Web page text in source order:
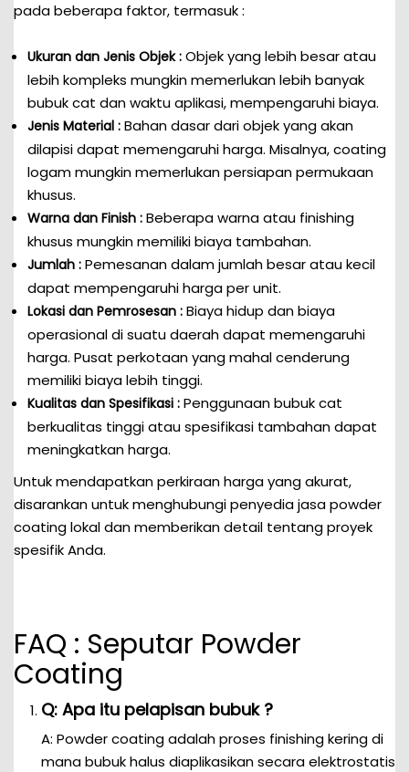
pada beberapa faktor, termasuk :
Ukuran dan Jenis Objek : Objek yang lebih besar atau
lebih kompleks mungkin memerlukan lebih banyak
bubuk cat dan waktu aplikasi, mempengaruhi biaya.
Jenis Material : Bahan dasar dari objek yang akan
dilapisi dapat memengaruhi harga. Misalnya, coating
logam mungkin memerlukan persiapan permukaan
khusus.
Warna dan Finish : Beberapa warna atau finishing
khusus mungkin memiliki biaya tambahan.
Jumlah : Pemesanan dalam jumlah besar atau kecil
dapat mempengaruhi harga per unit.
Lokasi dan Pemrosesan : Biaya hidup dan biaya
operasional di suatu daerah dapat memengaruhi
harga. Pusat perkotaan yang mahal cenderung
memiliki biaya lebih tinggi.
Kualitas dan Spesifikasi : Penggunaan bubuk cat
berkualitas tinggi atau spesifikasi tambahan dapat
meningkatkan harga.
Untuk mendapatkan perkiraan harga yang akurat,
disarankan untuk menghubungi penyedia jasa powder
coating lokal dan memberikan detail tentang proyek
spesifik Anda.
FAQ : Seputar Powder
Coating
Q: Apa itu pelapisan bubuk ?
A: Powder coating adalah proses finishing kering di
mana bubuk halus diaplikasikan secara elektrostatis